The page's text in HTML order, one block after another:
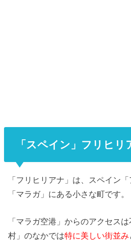
「スペイン」フリヒリ
「フリヒリアナ」は、スペイン
「マラガ」にある小さな町です。
「マラガ空港」からのアクセス
村」のなかでは特に美しい街並み